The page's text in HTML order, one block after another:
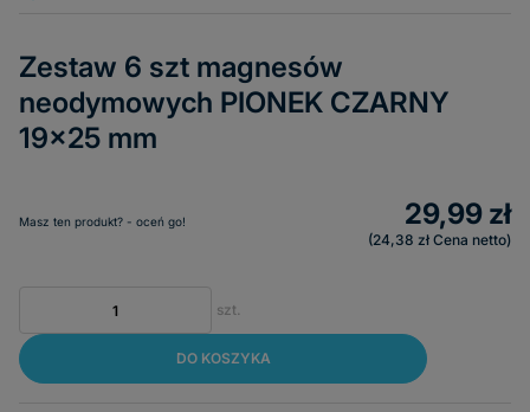
Zestaw 6 szt magnesów
neodymowych PIONEK CZARNY
19x25 mm
Masz ten produkt? - oceń go! 29,99 zł
24,38 zł Cena netto
szt.
DO KOSZYKA